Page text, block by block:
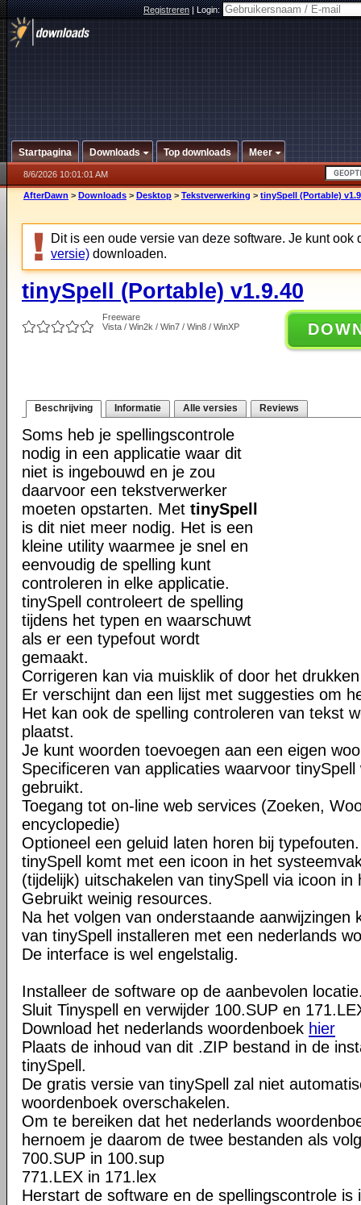
Registreren|Login:
Startpagina Downloads Top downloads Meer
8/6/2026 10:01:01 AM
AfterDawn > Downloads > Desktop > Tekstverwerking > tinySpell (Portable)
Dit is een oude versie van deze software. Je kunt ook
versie) downloaden.
tinySpell (Portable) v1.9.40
Freeware
Vista / Win2k / Win7 / Win8 / WinXP
Beschrijving Informatie Alle versies Reviews
Soms heb je spellingscontrole
nodig in een applicatie waar dit
niet is ingebouwd en je zou
daarvoor een tekstverwerker
moeten opstarten. Met tinySpell
is dit niet meer nodig. Het is een
kleine utility waarmee je snel en
eenvoudig de spelling kunt
controleren in elke applicatie.
tinySpell controleert de spelling
tijdens het typen en waarschuwt
als er een typefout wordt
gemaakt.
Corrigeren kan via muisklik of door het
Er verschijnt dan een lijst met suggesties om
Het kan ook de spelling controleren van tekst
plaatst.
Je kunt woorden toevoegen aan een eigen
Specificeren van applicaties waarvoor
gebruikt.
Toegang tot on-line web services (Zoeken,
encyclopedie)
Optioneel een geluid laten horen bij typefouten.
tinySpell komt met een icoon in het
(tijdelijk) uitschakelen van tinySpell via icoon in
Gebruikt weinig resources.
Na het volgen van onderstaande aanwijzingen
van tinySpell installeren met een nederlands
De interface is wel engelstalig.
Installeer de software op de aanbevolen
Sluit Tinyspell en verwijder 100.SUP en
Download het nederlands woordenboek hier
Plaats de inhoud van dit .ZIP bestand in de
tinySpell.
De gratis versie van tinySpell zal niet
woordenboek overschakelen.
Om te bereiken dat het nederlands
hernoem je daarom de twee bestanden als
700.SUP in 100.sup
771.LEX in 171.lex
Herstart de software en de spellingscontrole is